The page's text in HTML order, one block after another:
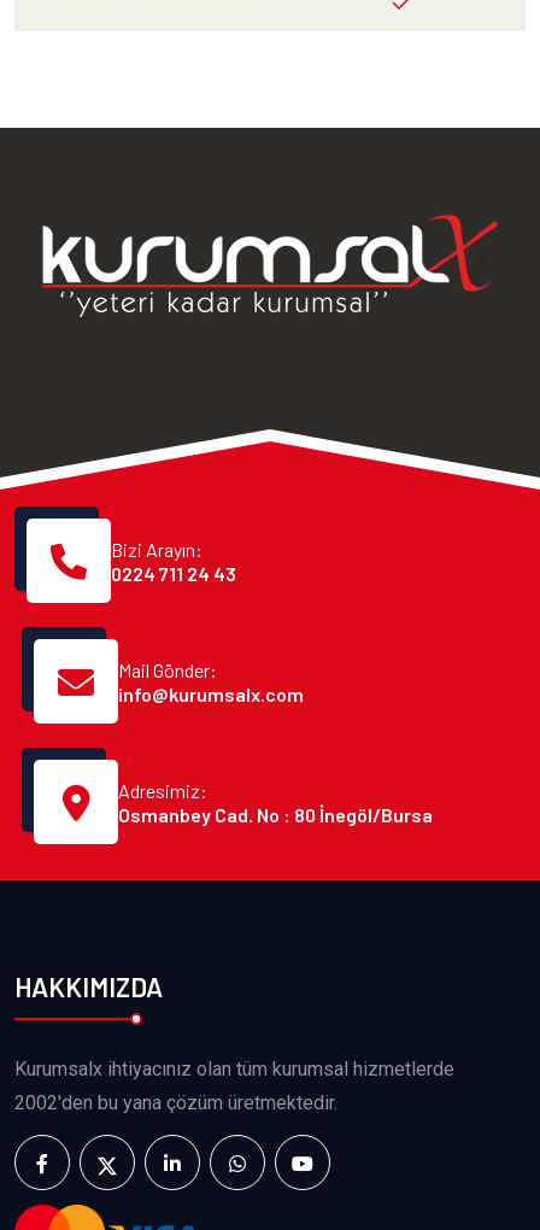
Bizi Arayın:
0224 711 24 43
Mail Gönder:
info@kurumsalx.com
Adresimiz:
Osmanbey Cad. No : 80 İnegöl/Bursa
HAKKIMIZDA
Kurumsalx ihtiyacınız olan tüm kurumsal hizmetlerde
2002'den bu yana çözüm üretmektedir.